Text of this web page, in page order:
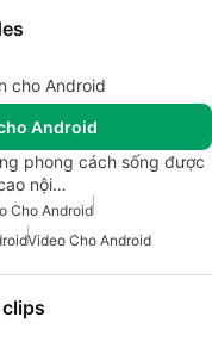
cho Android
Android
phong cách sống được
nội…
Cho Android
Video Cho Android